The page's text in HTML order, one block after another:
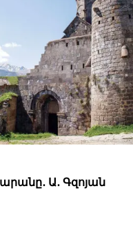
Ա․ Գզոյան